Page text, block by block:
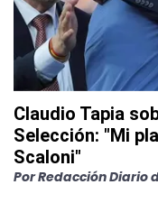
Claudio Tapia
Selección: "Mi
Scaloni"
PorRedacción Diario